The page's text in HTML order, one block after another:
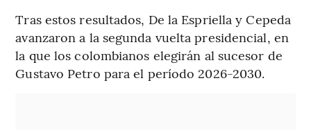
Tras estos resultados, De la Espriella y Cepeda
avanzaron a la segunda vuelta presidencial, en
la que los colombianos elegirán al sucesor de
Gustavo Petro para el período 2026-2030.